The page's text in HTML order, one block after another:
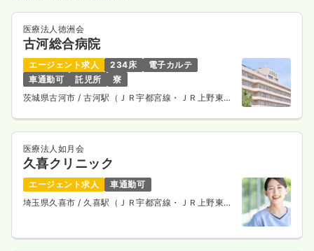
医療法人徳洲会
古河総合病院
エージェント求人 234床
電子カルテ
車通勤可
託児所
寮
茨城県古河市 / 古河駅（ＪＲ宇都宮線・ＪＲ上野東京
医療法人如月会
久喜クリニック
エージェント求人
車通勤可
埼玉県久喜市/ 久喜駅（ＪＲ宇都宮線・ＪＲ上野東京